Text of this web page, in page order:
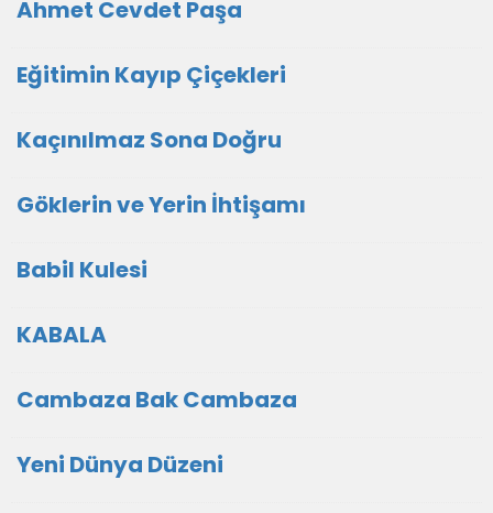
Ahmet Cevdet Paşa
Eğitimin Kayıp Çiçekleri
Kaçınılmaz Sona Doğru
Göklerin ve Yerin İhtişamı
Babil Kulesi
KABALA
Cambaza Bak Cambaza
Yeni Dünya Düzeni